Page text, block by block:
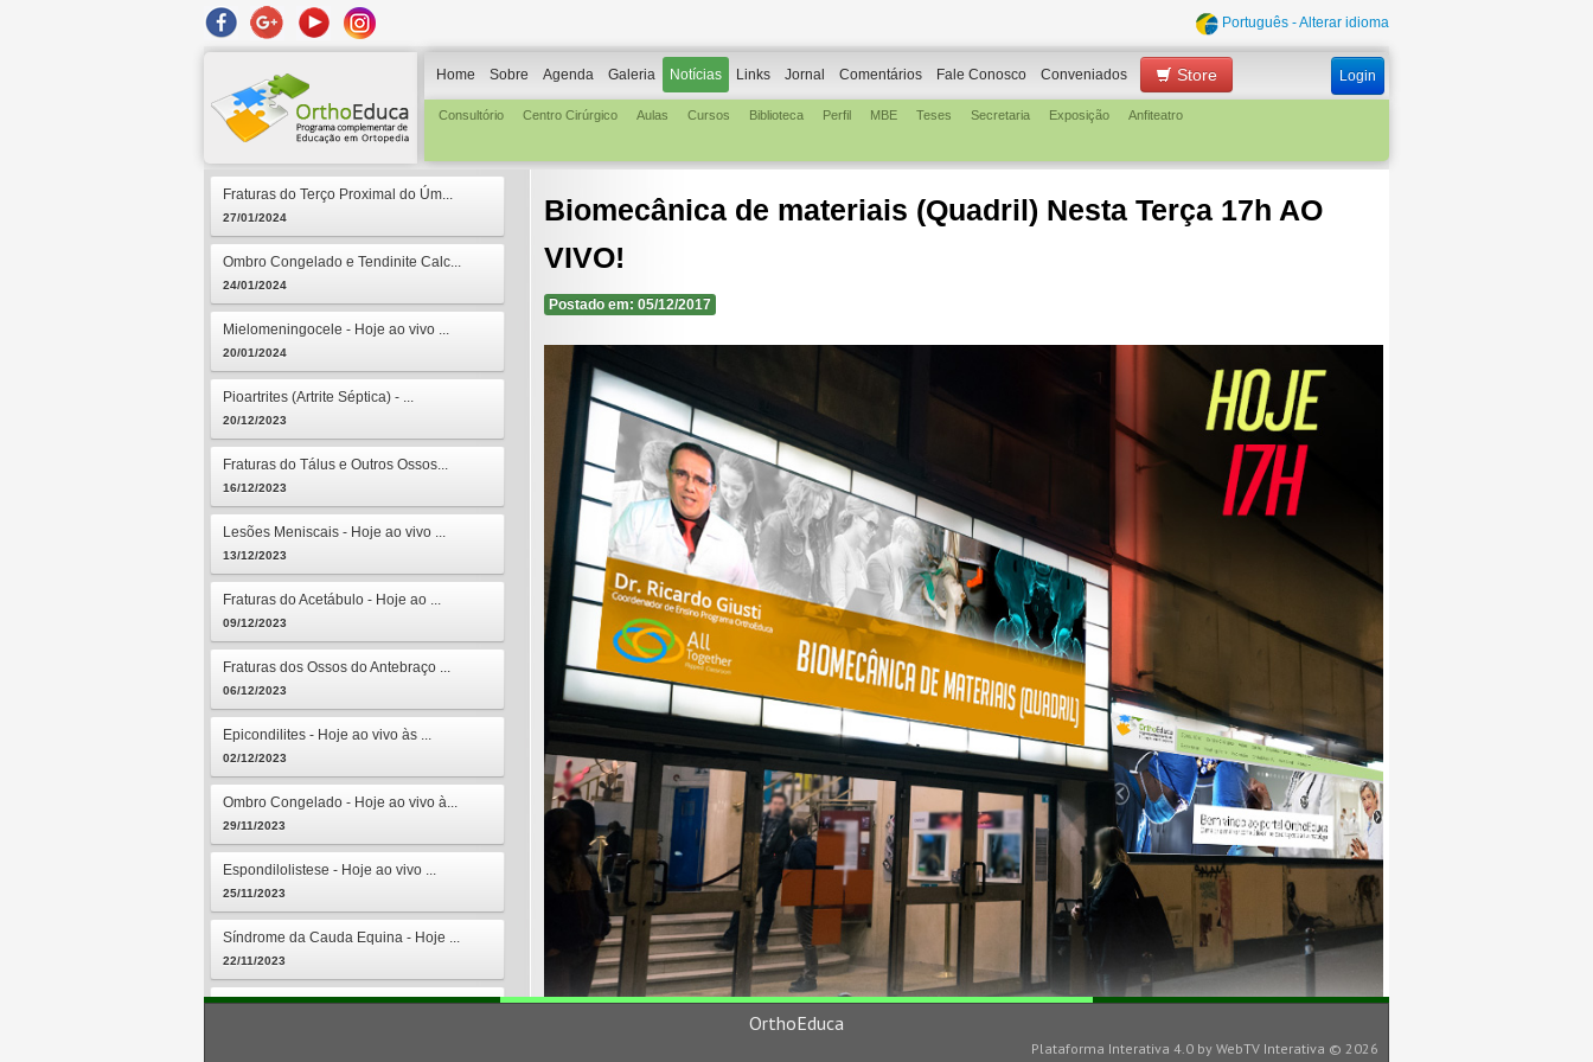
Português - Alterar idioma
Home Sobre Agenda Galeria Notícias Links Jornal Comentários Fale Conosco Conveniados Login
Store
Consultório Centro Cirúrgico Aulas Cursos Biblioteca Perfil MBE Teses Secretaria Exposição Anfiteatro
Fraturas do Terço Proximal do Úm...
27/01/2024
Ombro Congelado e Tendinite Calc...
24/01/2024
Mielomeningocele - Hoje ao vivo ...
20/01/2024
Pioartrites (Artrite Séptica) - ...
20/12/2023
Fraturas do Tálus e Outros Ossos...
16/12/2023
Lesões Meniscais - Hoje ao vivo ...
13/12/2023
Fraturas do Acetábulo - Hoje ao ...
09/12/2023
Fraturas dos Ossos do Antebraço ...
06/12/2023
Epicondilites - Hoje ao vivo às ...
02/12/2023
Ombro Congelado - Hoje ao vivo à...
29/11/2023
Espondilolistese - Hoje ao vivo ...
25/11/2023
Síndrome da Cauda Equina - Hoje ...
22/11/2023
Osteomielites - Hoje ao vivo às ...
Biomecânica de materiais (Quadril) Nesta Terça 17h AO
VIVO!
Postado em: 05/12/2017
OrthoEduca
Plataforma Interativa 4.0 by WebTV Interativa © 2026